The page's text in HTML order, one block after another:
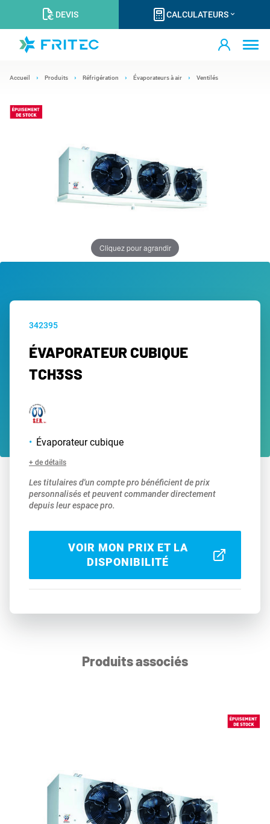
DEVIS CALCULATEURS
Accueil Produits Réfrigération Évaporateurs à air Ventilés
Cliquez pour agrandir
342395
ÉVAPORATEUR CUBIQUE
TCH3SS
Évaporateur cubique
+ de détails
Les titulaires d'un compte pro bénéficient de prix
personnalisés et peuvent commander directement
depuis leur espace pro.
VOIR MON PRIX ET LA
DISPONIBILITÉ
Produits associés